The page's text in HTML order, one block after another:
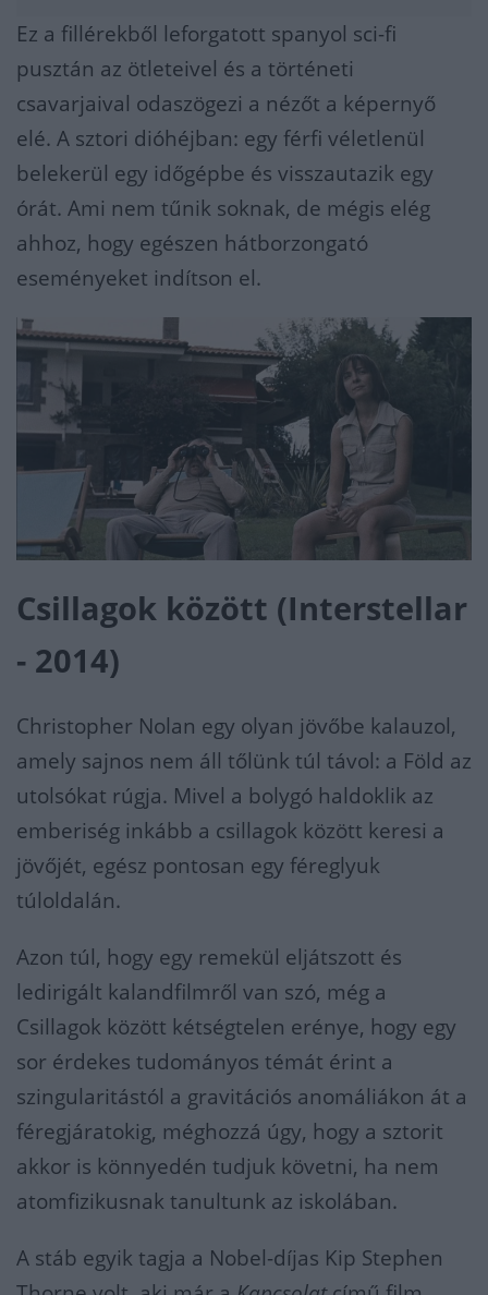
Ez a fillérekből leforgatott spanyol sci-fi
pusztán az ötleteivel és a történeti
csavarjaival odaszögezi a nézőt a képernyő
elé. A sztori dióhéjban: egy férfi véletlenül
belekerül egy időgépbe és visszautazik egy
órát. Ami nem tűnik soknak, de mégis elég
ahhoz, hogy egészen hátborzongató
eseményeket indítson el.
Csillagok között (Interstellar
- 2014)
Christopher Nolan egy olyan jövőbe kalauzol,
amely sajnos nem áll tőlünk túl távol: a Föld az
utolsókat rúgja. Mivel a bolygó haldoklik az
emberiség inkább a csillagok között keresi a
jövőjét, egész pontosan egy féreglyuk
túloldalán.
Azon túl, hogy egy remekül eljátszott és
ledirigált kalandfilmről van szó, még a
Csillagok között kétségtelen erénye, hogy egy
sor érdekes tudományos témát érint a
szingularitástól a gravitációs anomáliákon át a
féregjáratokig, méghozzá úgy, hogy a sztorit
akkor is könnyedén tudjuk követni, ha nem
atomfizikusnak tanultunk az iskolában.
A stáb egyik tagja a Nobel-díjas Kip Stephen